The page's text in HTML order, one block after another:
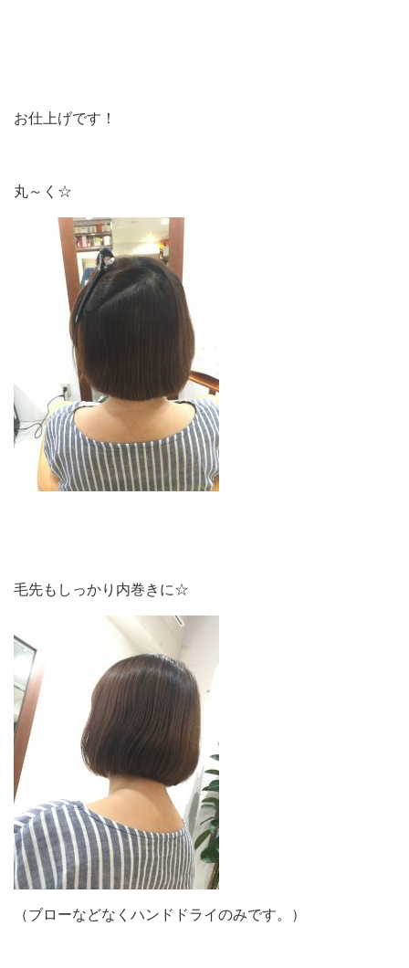
お仕上げです！
丸～く☆
毛先もしっかり内巻きに☆
（ブローなどなくハンドドライのみです。）